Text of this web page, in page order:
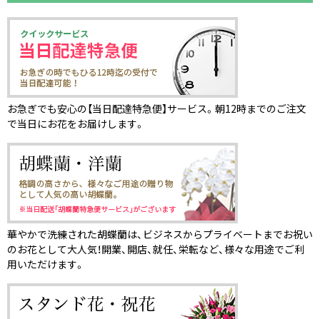
お急ぎでも安心の【当日配達特急便】サービス。朝12時までのご注文
で当日にお花をお届けします。
華やかで洗練された胡蝶蘭は、ビジネスからプライベートまでお祝い
のお花として大人気！開業、開店、就任、栄転など、様々な用途でご利
用いただけます。